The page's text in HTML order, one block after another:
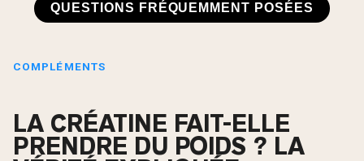
QUESTIONS FRÉQUEMMENT POSÉES
COMPLÉMENTS
LA CRÉATINE FAIT-ELLE
PRENDRE DU POIDS ? LA